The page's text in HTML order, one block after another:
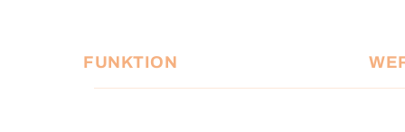
FUNKTION